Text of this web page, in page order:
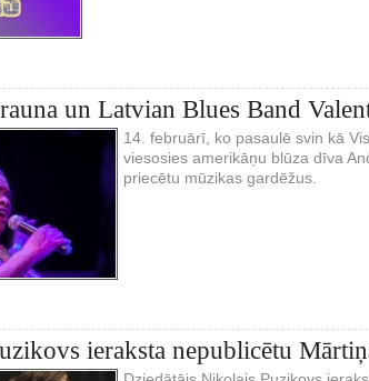
un Latvian Blues Band
14. februārī, ko pasaulē svin kā
viesosies amerikāņu blūza dīva
priecētu mūzikas gardēžus.
ieraksta nepublicētu